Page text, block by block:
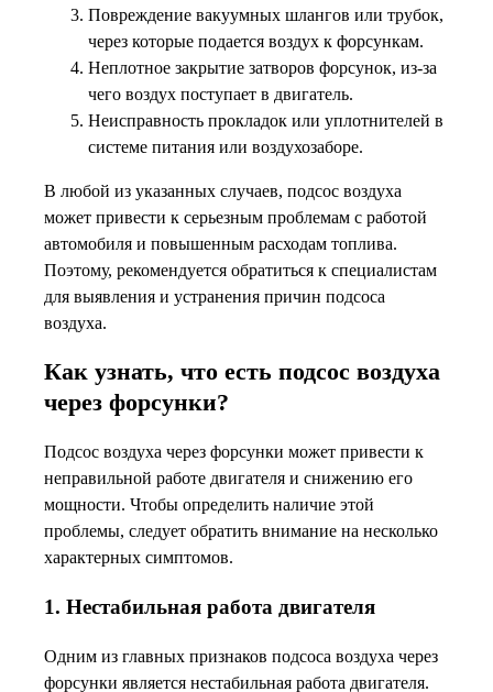
Повреждение вакуумных шлангов или трубок,
через которые подается воздух к форсункам.
Неплотное закрытие затворов форсунок, из-за
чего воздух поступает в двигатель.
Неисправность прокладок или уплотнителей в
системе питания или воздухозаборе.
В любой из указанных случаев, подсос воздуха
может привести к серьезным проблемам с работой
автомобиля и повышенным расходам топлива.
Поэтому, рекомендуется обратиться к специалистам
для выявления и устранения причин подсоса
воздуха.
Как узнать, что есть подсос воздуха
через форсунки?
Подсос воздуха через форсунки может привести к
неправильной работе двигателя и снижению его
мощности. Чтобы определить наличие этой
проблемы, следует обратить внимание на несколько
характерных симптомов.
1. Нестабильная работа двигателя
Одним из главных признаков подсоса воздуха через
форсунки является нестабильная работа двигателя.